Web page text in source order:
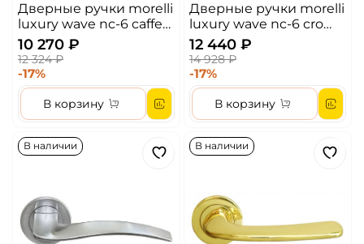
Дверные ручки morelli
luxury wave nc-6 caffe
цвет - кофе
10 270 ₽
12 324 ₽
-17%
В корзину
Дверные ручки morelli
luxury wave nc-6 cro
цвет - хром
12 440 ₽
14 928 ₽
-17%
В корзину
В наличии В наличии